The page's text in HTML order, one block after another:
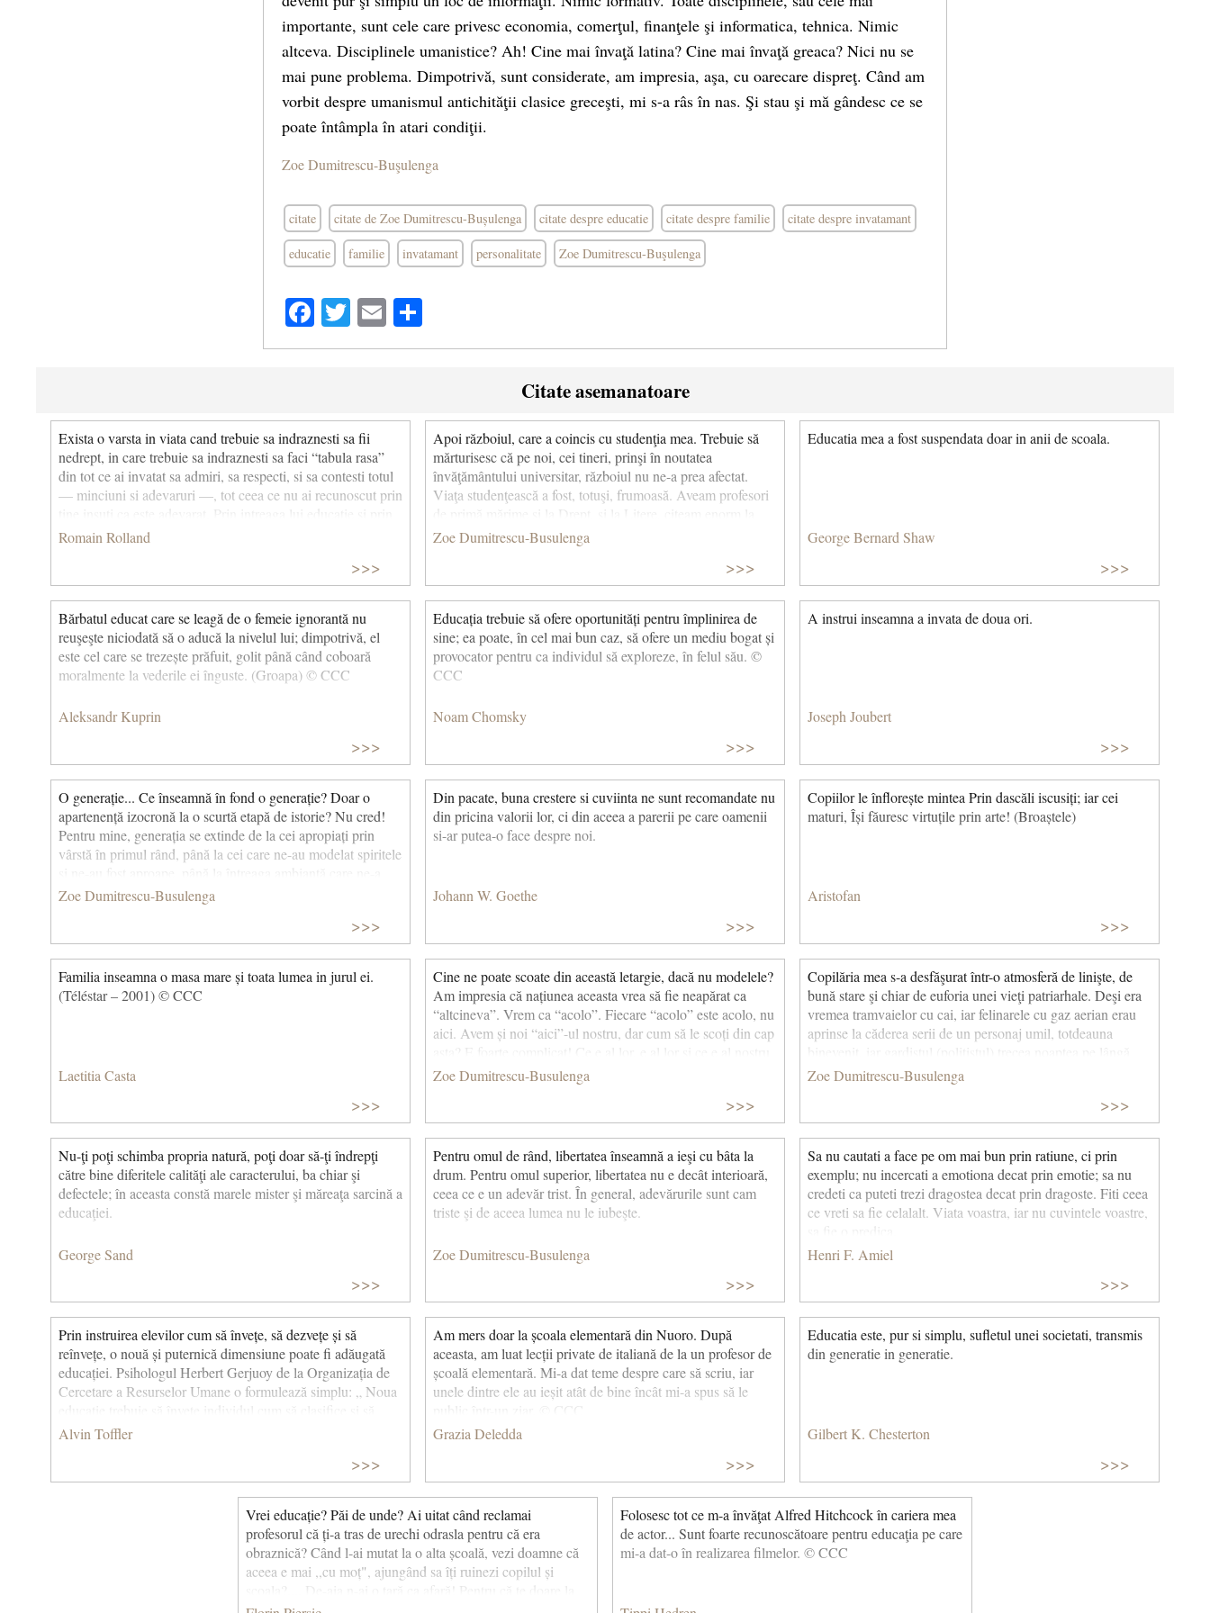
importante, sunt cele care privesc economia, comerţul, finanţele şi informatica, tehnica. Nimic
altceva. Disciplinele umanistice? Ah! Cine mai învaţă latina? Cine mai învaţă greaca? Nici nu se
mai pune problema. Dimpotrivă, sunt considerate, am impresia, aşa, cu oarecare dispreţ. Când am
vorbit despre umanismul antichităţii clasice greceşti, mi s-a râs în nas. Şi stau şi mă gândesc ce se
poate întâmpla în atari condiţii.
Zoe Dumitrescu-Buşulenga
citate citate de Zoe Dumitrescu-Bușulenga citate despre educatie citate despre familie citate despre invatamant
educatie familie invatamant personalitate Zoe Dumitrescu-Buşulenga
Facebook
Twitter
Email
Citate asemanatoare
Exista o varsta in viata cand trebuie sa indraznesti sa fii
nedrept, in care trebuie sa indraznesti sa faci “tabula rasa”
din tot ce ai invatat sa admiri, sa respecti, si sa contesti totul
— minciuni si adevaruri —, tot ceea ce nu ai recunoscut prin
tine insuti ca este adevarat. Prin intreaga lui educatie si prin
tot ceea ce vede si aude in juru-i, copilul absoarbe un atat de
adevarurile esentiale ale vietii, incat cea dintai datorie a
adolescentului, care vrea sa fie un om sanatos, este sa le dea
pe toate afara.
Romain Rolland
>>>
Apoi războiul, care a coincis cu studenţia mea. Trebuie să
mărturisesc că pe noi, cei tineri, prinşi în noutatea
învăţământului universitar, războiul nu ne-a prea afectat.
Viaţa studenţească a fost, totuşi, frumoasă. Aveam profesori
de primă mărime şi la Drept, şi la Litere, citeam enorm la
Biblioteca Facultăţii Carol I, mă pregăteam serios de
examene. În acelaşi timp, participam la viaţa culturală a
Bucureştiului care, în ciuda războiului, era foarte bogată…
(Convorbiri în cumpănă de Alexandru Deșliu)
Zoe Dumitrescu-Busulenga
>>>
Educatia mea a fost suspendata doar in anii de scoala.
George Bernard Shaw
>>>
Bărbatul educat care se leagă de o femeie ignorantă nu
reuşeşte niciodată să o aducă la nivelul lui; dimpotrivă, el
este cel care se trezește prăfuit, golit până când coboară
moralmente la vederile ei înguste. (Groapa) © CCC
Aleksandr Kuprin
>>>
Educația trebuie să ofere oportunități pentru împlinirea de
sine; ea poate, în cel mai bun caz, să ofere un mediu bogat și
provocator pentru ca individul să exploreze, în felul său. ©
CCC
Noam Chomsky
>>>
A instrui inseamna a invata de doua ori.
Joseph Joubert
>>>
O generație... Ce înseamnă în fond o generație? Doar o
apartenență izocronă la o scurtă etapă de istorie? Nu cred!
Pentru mine, generația se extinde de la cei apropiați prin
vârstă în primul rând, până la cei care ne-au modelat spiritele
şi ne-au fost aproape, până la întreaga ambianță care ne-a
înconjurat, la atmosfera vremii în care ne-am desfăşurat şi pe
care am reprezentat-o. Mă gândesc la generația de
universitari din care am făcut parte, legată de o formație
comună foarte solidă, în spiritul respectului față de valori, cu
Zoe Dumitrescu-Busulenga
>>>
Din pacate, buna crestere si cuviinta ne sunt recomandate nu
din pricina valorii lor, ci din aceea a parerii pe care oamenii
si-ar putea-o face despre noi.
Johann W. Goethe
>>>
Copiilor le înflorește mintea Prin dascăli iscusiți; iar cei
maturi, Își făuresc virtuțile prin arte! (Broaștele)
Aristofan
>>>
Familia inseamna o masa mare și toata lumea in jurul ei.
(Téléstar – 2001) © CCC
Laetitia Casta
>>>
Cine ne poate scoate din această letargie, dacă nu modelele?
Am impresia că națiunea aceasta vrea să fie neapărat ca
“altcineva”. Vrem ca “acolo”. Fiecare “acolo” este acolo, nu
aici. Avem și noi “aici”-ul nostru, dar cum să le scoți din cap
asta? E foarte complicat! Ce e al lor, e al lor și ce e al nostru
e al nostru. Noi abolim trecutul, abolim rădăcinile. Procesul
este foarte insidios și poate prinde. Văd ceva la vecin și
vreau să fiu ca el. Dar eu am trecutul meu, am determinările
mele interioare și nu pot să fiu ca el, pentru că el are alte
motivații, alte condiționări. Niște oameni foarte cultivați și
neimplicați politic ar putea face aceasta. E foarte greu însă!
Zoe Dumitrescu-Busulenga
>>>
Copilăria mea s-a desfăşurat într-o atmosferă de linişte, de
bună stare şi chiar de euforia unei vieţi patriarhale. Deşi era
vremea tramvaielor cu cai, iar felinarele cu gaz aerian erau
aprinse la căderea serii de un personaj umil, totdeauna
binevenit, iar gardistul (poliţistul) trecea noaptea pe lângă
case şi fluiera ca să ne dea de veste că totul este în ordine,
mă simţeam foarte în largul meu. (Convorbiri în cumpănă de
Zoe Dumitrescu-Busulenga
>>>
Nu-ţi poţi schimba propria natură, poţi doar să-ţi îndrepţi
către bine diferitele calităţi ale caracterului, ba chiar şi
defectele; în aceasta constă marele mister şi măreaţa sarcină a
educaţiei.
George Sand
>>>
Pentru omul de rând, libertatea înseamnă a ieşi cu bâta la
drum. Pentru omul superior, libertatea nu e decât interioară,
ceea ce e un adevăr trist. În general, adevărurile sunt cam
triste şi de aceea lumea nu le iubeşte.
Zoe Dumitrescu-Busulenga
>>>
Sa nu cautati a face pe om mai bun prin ratiune, ci prin
exemplu; nu incercati a emotiona decat prin emotie; sa nu
credeti ca puteti trezi dragostea decat prin dragoste. Fiti ceea
ce vreti sa fie celalalt. Viata voastra, iar nu cuvintele voastre,
Henri F. Amiel
>>>
Prin instruirea elevilor cum să învețe, să dezvețe și să
reînvețe, o nouă și puternică dimensiune poate fi adăugată
educației. Psihologul Herbert Gerjuoy de la Organizația de
Cercetare a Resurselor Umane o formulează simplu: „ Noua
educație trebuie să învețe individul cum să clasifice și să
reclasifice informațiile, cum să le evalueze veridicitatea, cum
treacă de la concret la abstract și invers, cum să privească
problemele dintr-o nouă direcție — cum să învețe singur.
Analfabetul de mâine nu va fi omul care nu știe să citească,
ci va fi omul care nu a învățat să învețe.” (Puterea în mișcare,
Alvin Toffler
>>>
Am mers doar la școala elementară din Nuoro. După
aceasta, am luat lecții private de italiană de la un profesor de
școală elementară. Mi-a dat teme despre care să scriu, iar
unele dintre ele au ieșit atât de bine încât mi-a spus să le
public într-un ziar. © CCC
Grazia Deledda
>>>
Educatia este, pur si simplu, sufletul unei societati, transmis
din generatie in generatie.
Gilbert K. Chesterton
>>>
Vrei educație? Păi de unde? Ai uitat când reclamai
profesorul că ți-a tras de urechi odrasla pentru că era
obraznică? Când l-ai mutat la o alta școală, vezi doamne că
aceea e mai ,,cu moț", ajungând sa îți ruinezi copilul și
școala?.... De-aia n-ai o țară ca afară! Pentru că te doare la
bască de lege, de țară (pe care o înjuri pe unde te duci),
Folosesc tot ce m-a învăţat Alfred Hitchcock în cariera mea
de actor... Sunt foarte recunoscătoare pentru educaţia pe care
mi-a dat-o în realizarea filmelor. © CCC